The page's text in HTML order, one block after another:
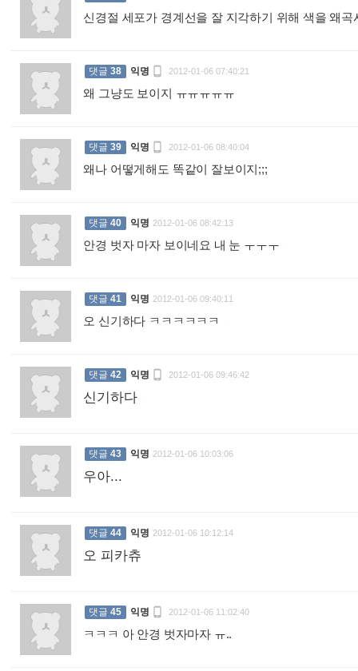
신경절 세포가 경계선을 잘 지각하기 위해 색을 왜
댓글 38 익명  2012-01-06 07:40:21
왜 그냥도 보이지 ㅠㅠㅠㅠㅠ
댓글 39 익명  2012-01-06 08:40:04
왜나 어떻게해도 똑같이 잘보이지;;;
댓글 40 익명 2012-01-06 08:42:13
안경 벗자 마자 보이네요 내 눈 ㅜㅜㅜ
댓글 41 익명 2012-01-06 09:40:11
오 신기하다 ㅋㅋㅋㅋㅋㅋ
댓글 42 익명  2012-01-06 09:46:42
신기하다
댓글 43 익명 2012-01-06 10:03:06
우아...
댓글 44 익명 2012-01-06 10:12:14
오 피카츄
댓글 45 익명  2012-01-06 11:02:40
ㅋㅋㅋ 아 안경 벗자마자 ㅠ..